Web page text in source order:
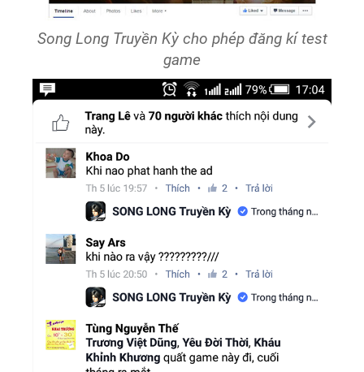
Song Long Truyền Kỳ cho phép đăng kí test
game